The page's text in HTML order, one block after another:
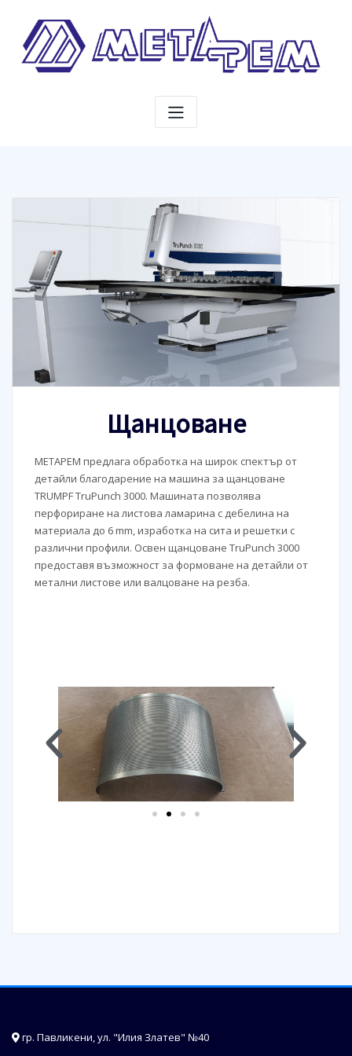
Щанцоване
МЕТАРЕМ предлага обработка на широк спектър от
детайли благодарение на машина за щанцоване
TRUMPF TruPunch 3000. Машината позволява
перфориране на листова ламарина с дебелина на
материала до 6 mm, изработка на сита и решетки с
различни профили. Освен щанцоване TruPunch 3000
предоставя възможност за формоване на детайли от
метални листове или валцоване на резба.
гр. Павликени, ул. "Илия Златев" №40